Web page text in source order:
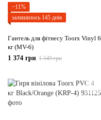
−11%
залишилось 145 днів
Гантель для фітнесу Toorx Vinyl 6
кг (MV-6)
1 374 грн 1 549 грн